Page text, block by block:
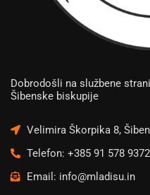
Dobrodošli na službene
Šibenske biskupije
Velimira Škorpika 8,
Telefon: +385 91 578 9372
Email: info@mladisu.in